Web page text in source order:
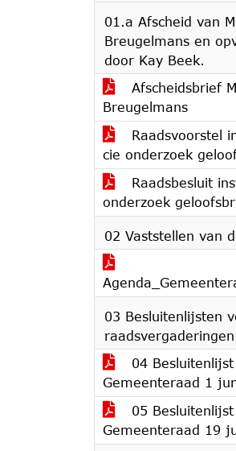
01.a Afscheid van
Breugelmans en
door Kay Beek.
Afscheidsbrief
Breugelmans
Raadsvoorstel
cie onderzoek
Raadsbesluit
onderzoek
02 Vaststellen van
03 Besluitenlijsten
raadsvergaderingen
04 Besluitenlijst
Gemeenteraad 1
05 Besluitenlijst
Gemeenteraad 19